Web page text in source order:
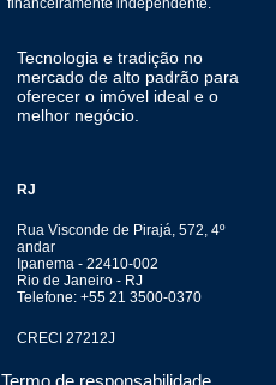
Tecnologia e tradição no
mercado de alto padrão para
oferecer o imóvel ideal e o
melhor negócio.
RJ
Rua Visconde de Pirajá, 572, 4º
andar
Ipanema - 22410-002
Rio de Janeiro - RJ
Telefone: +55 21 3500-0370
CRECI 27212J